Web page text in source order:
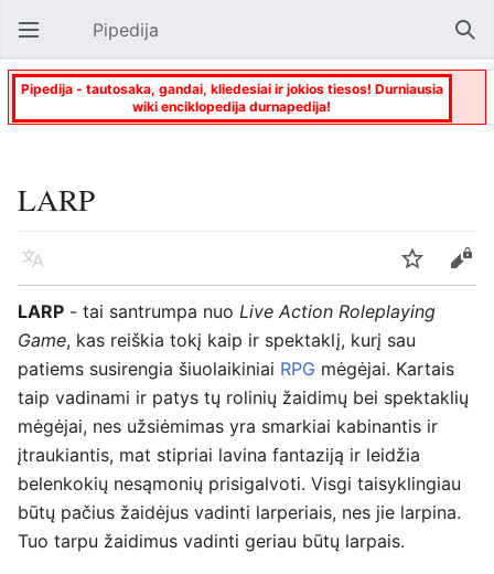
Atverti pagrindinį meniu Pipedija
Pipedija - tautosaka, gandai, kliedesiai ir jokios tiesos! Durniausia
wiki enciklopedija durnapedija!
LARP
Kalba Stebėti
Keisti
LARP - tai santrumpa nuo Live Action Roleplaying
Game, kas reiškia tokį kaip ir spektaklį, kurį sau
patiems susirengia šiuolaikiniai RPG mėgėjai. Kartais
taip vadinami ir patys tų rolinių žaidimų bei spektaklių
mėgėjai, nes užsiėmimas yra smarkiai kabinantis ir
įtraukiantis, mat stipriai lavina fantaziją ir leidžia
belenkokių nesąmonių prisigalvoti. Visgi taisyklingiau
būtų pačius žaidėjus vadinti larperiais, nes jie larpina.
Tuo tarpu žaidimus vadinti geriau būtų larpais.